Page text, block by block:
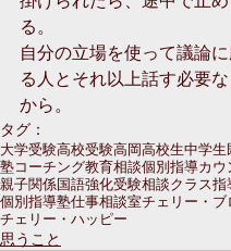
る。
自分の立場を使って議論
る人とそれ以上話す必要
から。
タグ：
大学受験高校受験高岡高校生中学生
塾コーチング教育相談個別指導カウ
親子関係国語強化受験相談クラス指
個別指導塾仕事相談室チェリー・ブ
チェリー・ハッピー
思うこと